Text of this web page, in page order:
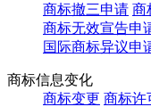
商标撤三申请 商
商标无效宣告申
国际商标异议申
商标信息变化
商标变更 商标许